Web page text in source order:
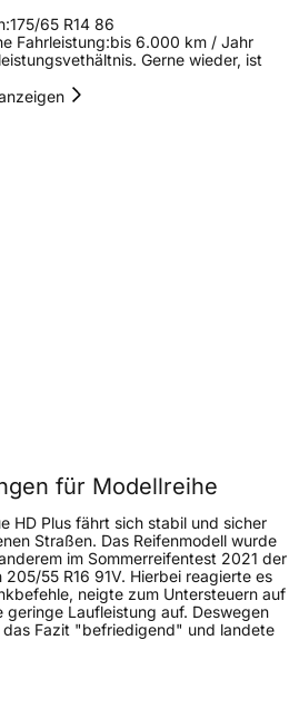
175/65 R14 86
Fahrleistung:bis 6.000 km / Jahr
Gerne wieder, ist
210 km/h
für Modellreihe
HD Plus fährt sich stabil und sicher
Straßen. Das Reifenmodell wurde
im Sommerreifentest 2021 der
55 R16 91V. Hierbei reagierte es
neigte zum Untersteuern auf
geringe Laufleistung auf. Deswegen
das Fazit "befriedigend" und landete